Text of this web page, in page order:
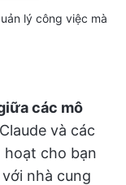
lý công việc mà
các mô
và các
cho bạn
nhà cung